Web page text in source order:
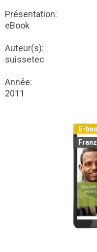
Présentation:
eBook
Auteur(s):
suissetec
Année:
2011
E-